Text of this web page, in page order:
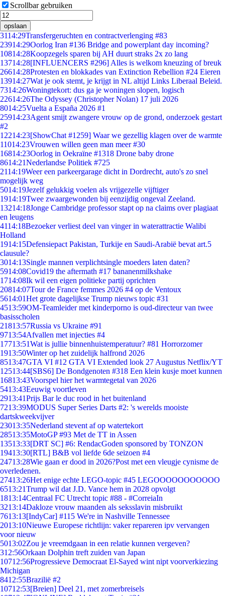
Scrollbar gebruiken
opslaan
3114:29Transfergeruchten en contractverlenging #83
23914:29Oorlog Iran #136 Bridge and powerplant day incoming?
10814:28Koopzegels sparen bij AH duurt straks 2x zo lang
13714:28[INFLUENCERS #296] Alles is welkom kneuzing of breuk
26614:28Protesten en blokkades van Extinction Rebellion #24 Eieren
13914:27Wat je ook stemt, je krijgt in NL altijd Links Liberaal Beleid.
7314:26Woningtekort: dus ga je woningen slopen, logisch
22614:26The Odyssey (Christopher Nolan) 17 juli 2026
8014:25Vuelta a España 2026 #1
25914:23Agent smijt zwangere vrouw op de grond, onderzoek gestart
#2
12214:23[ShowChat #1259] Waar we gezellig klagen over de warmte
11014:23Vrouwen willen geen man meer #30
16814:23Oorlog in Oekraïne #1318 Drone baby drone
8614:21Nederlandse Politiek #725
2114:19Weer een parkeergarage dicht in Dordrecht, auto's zo snel
mogelijk weg
5014:19Jezelf gelukkig voelen als vrijgezelle vijftiger
1914:19Twee zwaargewonden bij eenzijdig ongeval Zeeland.
13214:18Jonge Cambridge professor stapt op na claims over plagiaat
en leugens
4114:18Bezoeker verliest deel van vinger in waterattractie Walibi
Holland
1914:15Defensiepact Pakistan, Turkije en Saudi-Arabië bevat art.5
clausule?
3014:13Single mannen verplichtsingle moeders laten daten?
5914:08Covid19 the aftermath #17 bananenmilkshake
1714:08Ik wil een eigen politieke partij oprichten
20814:07Tour de France femmes 2026 #4 op de Ventoux
5614:01Het grote dagelijkse Trump nieuws topic #31
4513:59OM-Teamleider met kinderporno is oud-directeur van twee
basisscholen
21813:57Russia vs Ukraine #91
9713:54Afvallen met injecties #4
17713:51Wat is jullie binnenhuistemperatuur? #81 Horrorzomer
1913:50Winter op het zuidelijk halfrond 2026
8513:47GTA VI #12 GTA VI Extended look 27 Augustus Netflix/YT
12513:44[SBS6] De Bondgenoten #318 Een klein kusje moet kunnen
16813:43Voorspel hier het warmtegetal van 2026
5413:43Eeuwig voortleven
2913:41Prijs Bar le duc rood in het buitenland
7213:39MODUS Super Series Darts #2: 's werelds mooiste
dartskweekvijver
23013:35Nederland stevent af op watertekort
28513:35MotoGP #93 Met de TT in Assen
13513:33[DRT SC] #6: RendacGoden sponsored by TONZON
19413:30[RTL] B&B vol liefde 6de seizoen #4
24713:28Wie gaan er dood in 2026?Post met een vleugje cynisme de
overledenen.
27413:26Het enige echte LEGO-topic #45 LEGOOOOOOOOOOO
6513:21Trump wil dat J.D. Vance hem in 2028 opvolgt
1813:14Centraal FC Utrecht topic #88 - #CorreiaIn
3213:14Dakloze vrouw maanden als seksslavin misbruikt
7613:13[IndyCar] #115 We're in Nashville Tennessee
2013:10Nieuwe Europese richtlijn: vaker repareren ipv vervangen
voor nieuw
5013:02Zou je vreemdgaan in een relatie kunnen vergeven?
312:56Orkaan Dolphin treft zuiden van Japan
10712:56Progressieve Democraat El-Sayed wint nipt voorverkiezing
Michigan
8412:55Brazilië #2
10712:53[Breien] Deel 21, met zomerbreisels